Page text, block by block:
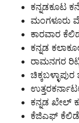
ಕನ್ನಡಕೂಟ
ಕಾರವಾರ
ಕನ್ನಡ
ರಾಮನಗರ
ಕನ್ನಡ ಖೇಲ್
ಕೆಜಿಎಫ್